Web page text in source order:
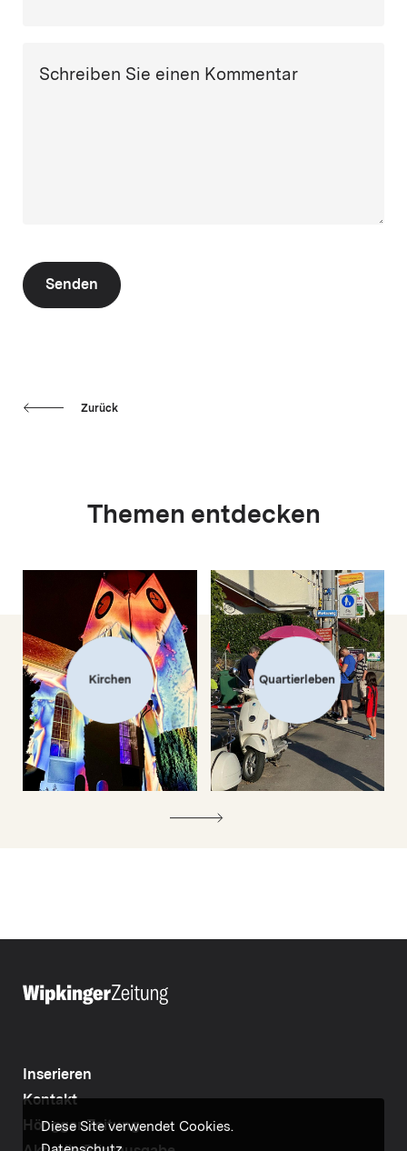
Schreiben Sie einen Kommentar
Senden
Zurück
Themen entdecken
Kirchen Quartierleben
Inserieren
Kontakt
Höngger Zeitung
Diese Site verwendet Cookies.